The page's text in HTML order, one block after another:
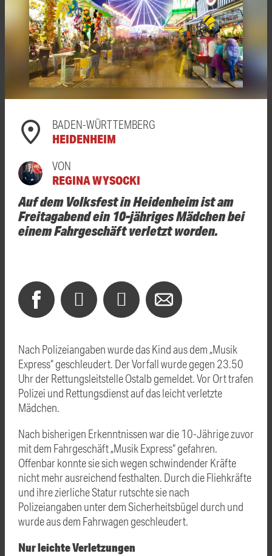
BADEN-WÜRTTEMBERG
HEIDENHEIM
VON
REGINA WYSOCKI
Auf dem Volksfest in Heidenheim ist am
Freitagabend ein 10-jähriges Mädchen bei
einem Fahrgeschäft verletzt worden.
Nach Polizeiangaben wurde das Kind aus dem „Musik
Express“ geschleudert. Der Vorfall wurde gegen 23.50
Uhr der Rettungsleitstelle Ostalb gemeldet. Vor Ort trafen
Polizei und Rettungsdienst auf das leicht verletzte
Mädchen.
Nach bisherigen Erkenntnissen war die 10-Jährige zuvor
mit dem Fahrgeschäft „Musik Express“ gefahren.
Offenbar konnte sie sich wegen schwindender Kräfte
nicht mehr ausreichend festhalten. Durch die Fliehkräfte
und ihre zierliche Statur rutschte sie nach
Polizeiangaben unter dem Sicherheitsbügel durch und
wurde aus dem Fahrwagen geschleudert.
Nur leichte Verletzungen